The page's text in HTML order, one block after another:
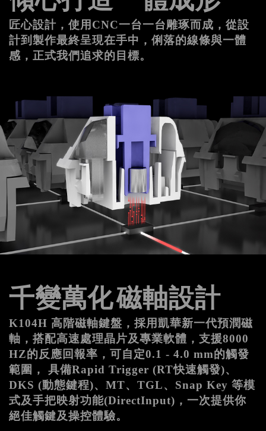
匠心設計，使用CNC一台一台雕琢而成，從設
計到製作最終呈現在手中，俐落的線條與一體
感，正式我們追求的目標。
千變萬化磁軸設計
K104H 高階磁軸鍵盤，採用凱華新一代預潤磁
軸，搭配高速處理晶片及專業軟體，支援8000
HZ的反應回報率，可自定0.1 - 4.0 mm的觸發
範圍， 具備Rapid Trigger (RT快速觸發)、
DKS (動態鍵程)、MT、TGL、Snap Key 等模
式及手把映射功能(DirectInput)，一次提供你
絕佳觸鍵及操控體驗。